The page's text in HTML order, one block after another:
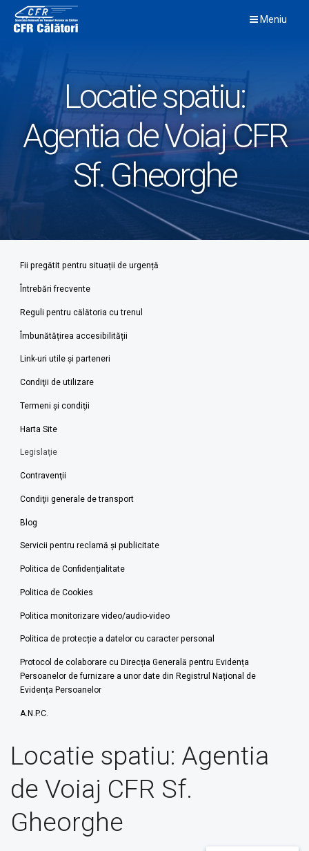
content
Meniu
Locatie spatiu:
Agentia de Voiaj CFR
Sf. Gheorghe
Fii pregătit pentru situații de urgență
Întrebări frecvente
Reguli pentru călătoria cu trenul
Îmbunătățirea accesibilității
Link-uri utile şi parteneri
Condiţii de utilizare
Termeni şi condiţii
Harta Site
Legislaţie
Contravenţii
Condiţii generale de transport
Blog
Servicii pentru reclamă și publicitate
Politica de Confidenţialitate
Politica de Cookies
Politica monitorizare video/audio-video
Politica de protecție a datelor cu caracter personal
Protocol de colaborare cu Direcția Generală pentru Evidența
Persoanelor de furnizare a unor date din Registrul Național de
Evidența Persoanelor
A.N.P.C.
Locatie spatiu: Agentia
de Voiaj CFR Sf.
Gheorghe